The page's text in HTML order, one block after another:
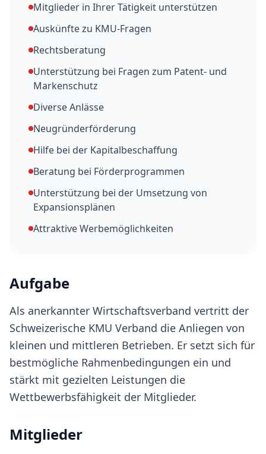
Mitglieder in Ihrer Tätigkeit unterstützen
Auskünfte zu KMU-Fragen
Rechtsberatung
Unterstützung bei Fragen zum Patent- und
Markenschutz
Diverse Anlässe
Neugründerförderung
Hilfe bei der Kapitalbeschaffung
Beratung bei Förderprogrammen
Unterstützung bei der Umsetzung von
Expansionsplänen
Attraktive Werbemöglichkeiten
Aufgabe
Als anerkannter Wirtschaftsverband vertritt der
Schweizerische KMU Verband die Anliegen von
kleinen und mittleren Betrieben. Er setzt sich für
bestmögliche Rahmenbedingungen ein und
stärkt mit gezielten Leistungen die
Wettbewerbsfähigkeit der Mitglieder.
Mitglieder